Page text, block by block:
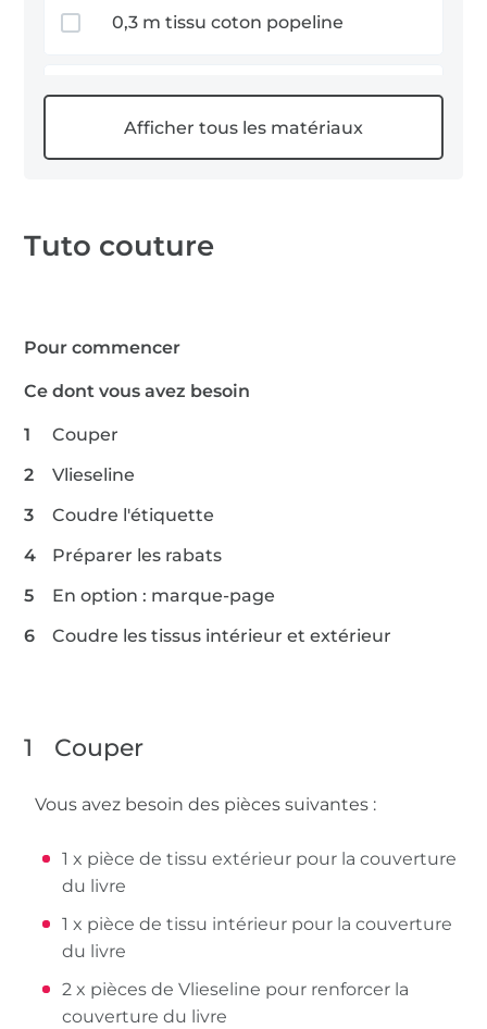
0,3 m tissu coton popeline
0,3 m Vlieseline
0,1 m SnapPap
Tuto couture
Pour commencer
Ce dont vous avez besoin
Couper
Vlieseline
Coudre l'étiquette
Préparer les rabats
En option : marque-page
Coudre les tissus intérieur et extérieur
1 Couper
Vous avez besoin des pièces suivantes :
1 x pièce de tissu extérieur pour la couverture
du livre
1 x pièce de tissu intérieur pour la couverture
du livre
2 x pièces de Vlieseline pour renforcer la
couverture du livre